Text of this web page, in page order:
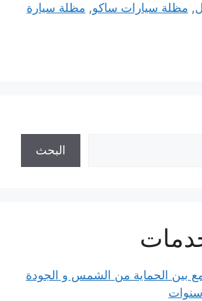
, مظلة سيارات ساكو, مظلة سيارة
البحث
بين الحماية من الشمس و الجودة